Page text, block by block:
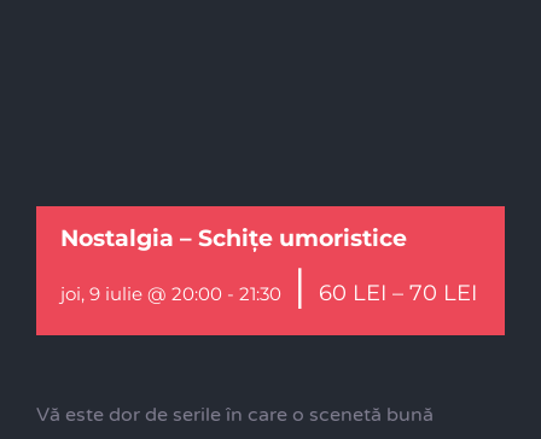
Nostalgia – Schițe umoristice
joi, 9 iulie @ 20:00 - 21:30 | 60 LEI – 70 LEI
Vă este dor de serile în care o scenetă bună